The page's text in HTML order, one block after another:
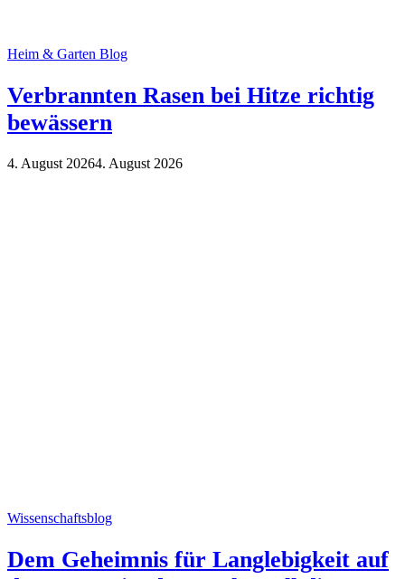
Heim & Garten Blog
Verbrannten Rasen bei Hitze richtig
bewässern
4. August 20264. August 2026
Wissenschaftsblog
Dem Geheimnis für Langlebigkeit auf